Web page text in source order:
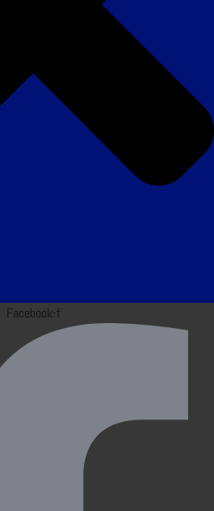
Facebook-f